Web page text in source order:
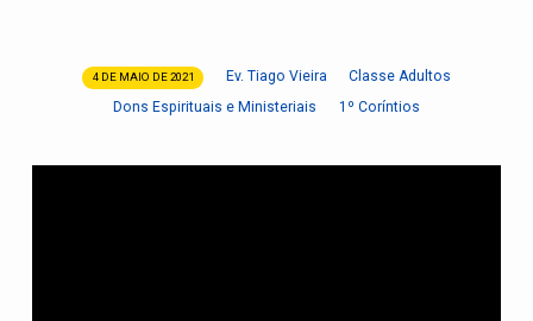
Lição
4 DE MAIO DE 2021 Ev. Tiago Vieira
Classe Adultos
Dons Espirituais e Ministeriais
1º Coríntios